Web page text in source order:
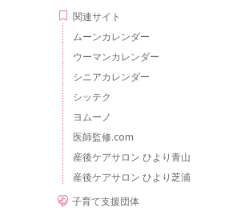
関連サイト
ムーンカレンダー
ウーマンカレンダー
シニアカレンダー
シッテク
ヨムーノ
医師監修.com
産後ケアサロン ひより青山
産後ケアサロン ひより芝浦
子育て支援団体